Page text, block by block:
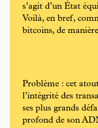
s’agit d’un État
Voilà, en bref,
bitcoins, de
Problème : cet
l’intégrité des
ses plus grands
profond de son